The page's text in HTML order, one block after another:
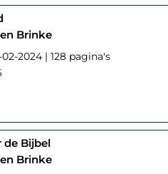
Brinke
2024 | 128 pagina's
de Bijbel
Brinke